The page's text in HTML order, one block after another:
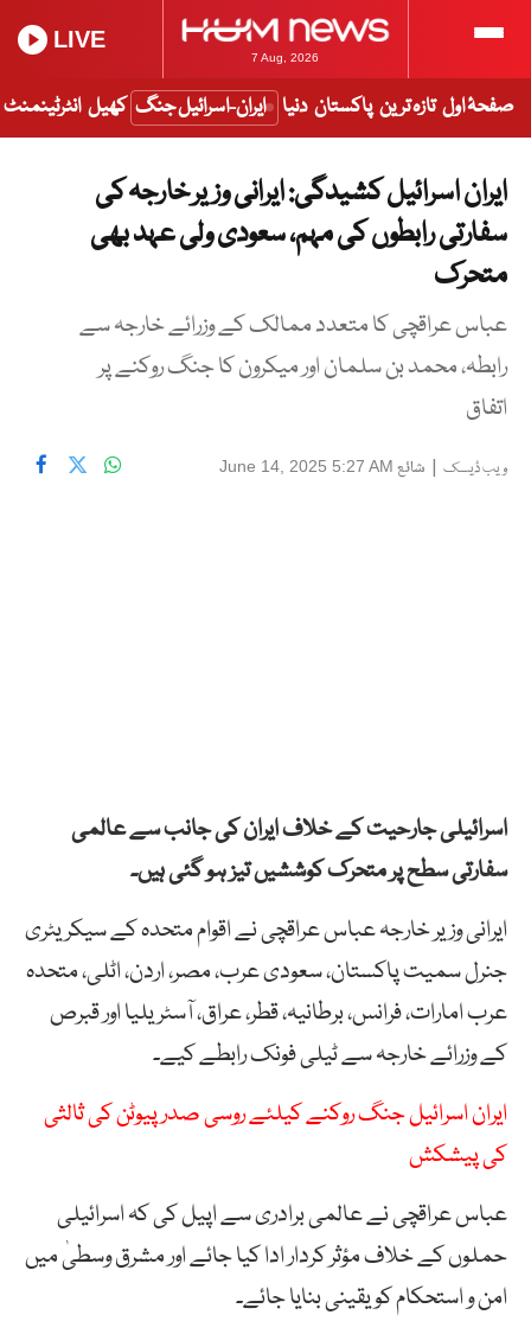
7 Aug, 2026
LIVE
صفحۂ اول تازہ ترین پاکستان دنیا ایران-اسرائیل جنگ کھیل انٹرٹینمنٹ
ایران اسرائیل کشیدگی: ایرانی وزیر خارجہ کی
سفارتی رابطوں کی مہم، سعودی ولی عہد بھی
متحرک
عباس عراقچی کا متعدد ممالک کے وزرائے خارجہ سے
رابطہ، محمد بن سلمان اور میکرون کا جنگ روکنے پر
اتفاق
ویب ڈیسک | شائع June 14, 2025 5:27 AM
اسرائیلی جارحیت کے خلاف ایران کی جانب سے عالمی
سفارتی سطح پر متحرک کوششیں تیز ہو گئی ہیں۔
ایرانی وزیر خارجہ عباس عراقچی نے اقوام متحدہ کے سیکریٹری
جنرل سمیت پاکستان، سعودی عرب، مصر، اردن، اٹلی، متحدہ
عرب امارات، فرانس، برطانیہ، قطر، عراق، آسٹریلیا اور قبرص
کے وزرائے خارجہ سے ٹیلی فونک رابطے کیے۔
ایران اسرائیل جنگ روکنے کیلئے روسی صدر پیوٹن کی ثالثی
کی پیشکش
عباس عراقچی نے عالمی برادری سے اپیل کی کہ اسرائیلی
حملوں کے خلاف مؤثر کردار ادا کیا جائے اور مشرق وسطیٰ میں
امن و استحکام کو یقینی بنایا جائے۔